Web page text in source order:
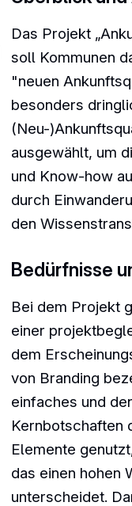
Das Projekt
soll Kommunen
"neuen
besonders
(Neu-
ausgewählt, um
und Know-how
durch
den
Bedürfnisse
Bei dem Projekt
einer
dem
von Branding
einfaches und
Kernbotschaften
Elemente
das einen hohen
unterscheidet.